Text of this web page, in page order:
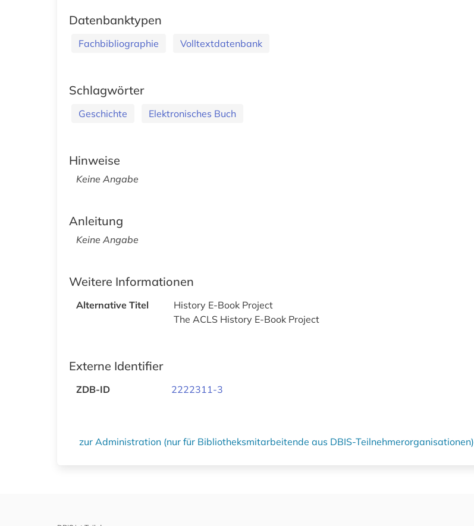
Datenbanktypen
Fachbibliographie Volltextdatenbank
Schlagwörter
Geschichte Elektronisches Buch
Hinweise
Keine Angabe
Anleitung
Keine Angabe
Weitere Informationen
Alternative Titel
History E-Book Project
The ACLS History E-Book Project
Externe Identifier
ZDB-ID 2222311-3
zur Administration (nur für Bibliotheksmitarbeitende aus DBIS-Teilnehmerorganisationen)